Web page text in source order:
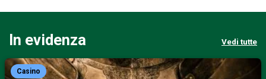
In evidenza Vedi tutte
Casino